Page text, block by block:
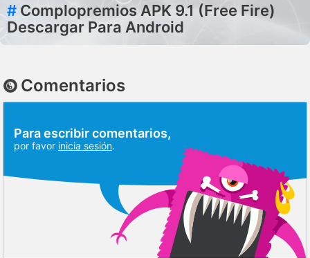
# Complopremios APK 9.1 (Free Fire)
Descargar Para Android
Comentarios
Para escribir comentarios,
por favor inicia sesión.